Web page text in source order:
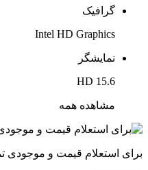
گرافیک
Intel HD Graphics
نمایشگر
15.6 HD
مشاهده همه
برای استعلام قیمت و موجودی